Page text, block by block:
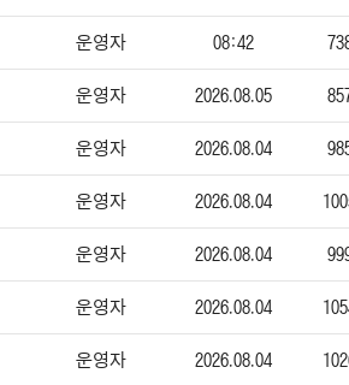
운영자 08:42
운영자 2026.08.05
운영자 2026.08.04
운영자 2026.08.04
운영자 2026.08.04
운영자 2026.08.04
운영자 2026.08.04